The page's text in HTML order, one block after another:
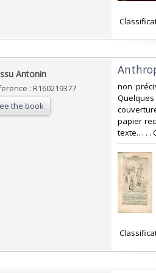
Antonin‎
: R160219377
the book
‎non
papier
texte.. . . .